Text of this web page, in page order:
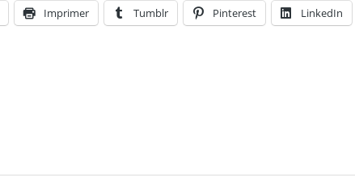
Imprimer Tumblr Pinterest LinkedIn